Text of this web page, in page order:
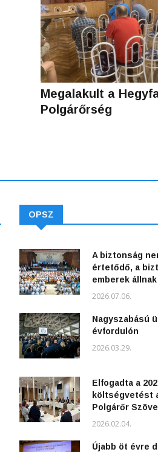
Megalakult a
Polgárőrség
OPSZ
A biztonság
értetődő, a
emberek állnak
2026.07.06.
Nagyszabású
évfordulón
2026.03.29.
Elfogadta a
költségvetést
Polgárőr
2026.02.04.
Újabb öt évre